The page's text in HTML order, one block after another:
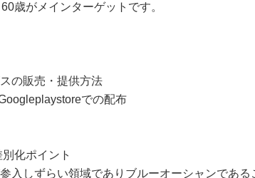
歳がメインターゲットです。
の販売・提供方法
での配布
化ポイント
参入しずらい領域でありブルーオーシャンである